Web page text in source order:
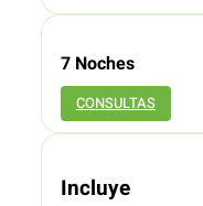
7 Noches
CONSULTAS
Incluye